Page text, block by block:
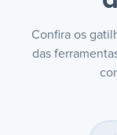
Confira os
das